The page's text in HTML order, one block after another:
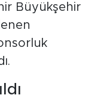
Büyükşehir